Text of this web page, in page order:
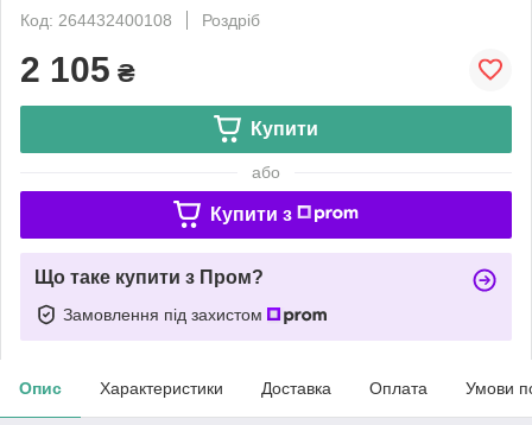
Код: 264432400108
Роздріб
2 105 ₴
Купити
або
Купити з
Що таке купити з Пром?
Замовлення під захистом
Опис Характеристики Доставка Оплата Умови